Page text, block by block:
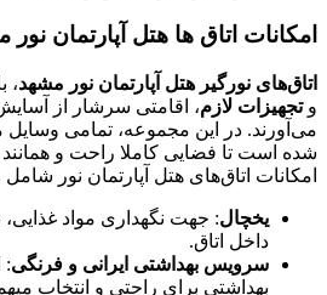
امکانات اتاق ها هتل آپارتمان
اتاق‌های نورگیر هتل آپارتمان نور مشهد،
وتجهیزات لازم، اقامتی سرشار از
می‌آورند. در این مجموعه، تمامی وسایل
شده است تا فضایی کاملا راحت و همانند
امکانات اتاق‌های هتل آپارتمان نور
یخچال: جهت نگهداری مواد غذایی،
داخل اتاق.
سرویس بهداشتی ایرانی و فرنگی:
بهداشتی برای راحتی و انتخاب